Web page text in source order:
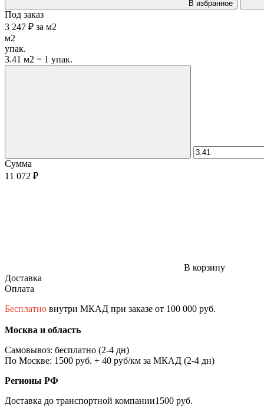
В избранное
Под заказ
3 247 ₽ за м2
м2
упак.
3.41 м2 = 1 упак.
Сумма
11 072 ₽
В корзину
Доставка
Оплата
Бесплатно внутри МКАД при заказе от 100 000 руб.
Москва и область
Самовывоз: бесплатно (2-4 дн)
По Москве: 1500 руб. + 40 руб/км за МКАД (2-4 дн)
Регионы РФ
Доставка до транспортной компании1500 руб.